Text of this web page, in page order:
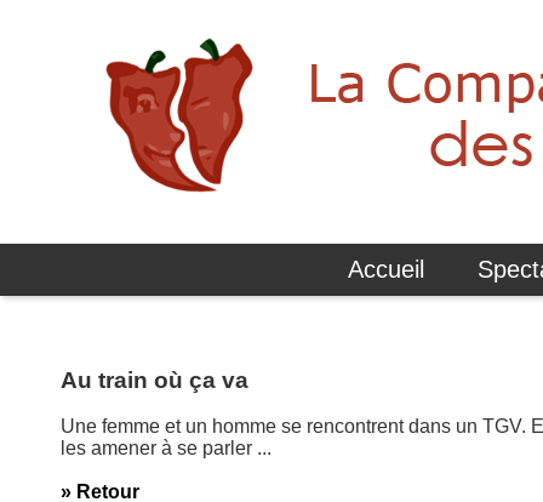
Accueil
Au train où ça va
Une femme et un homme se rencontrent dans un
les amener à se parler ...
» Retour